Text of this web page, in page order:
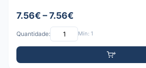
7.56€ – 7.56€
Quantidade: Mín: 1